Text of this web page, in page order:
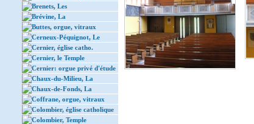
Brenets, Les
Brévine, La
Buttes, orgue, vitraux
Cerneux-Péquignot, Le
Cernier, église catho.
Cernier, le Temple
Cernier: orgue privé d'étude
Chaux-du-Milieu, La
Chaux-de-Fonds, La
Coffrane, orgue, vitraux
Colombier, église catholique
Colombier, Temple